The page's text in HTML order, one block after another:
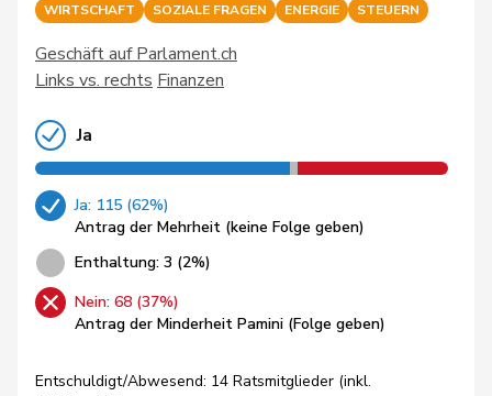
WIRTSCHAFT SOZIALE FRAGEN ENERGIE STEUERN
Geschäft auf Parlament.ch
Links vs. rechts Finanzen
Ja
Ja: 115 (62%)
Antrag der Mehrheit (keine Folge geben)
Enthaltung: 3 (2%)
Nein: 68 (37%)
Antrag der Minderheit Pamini (Folge geben)
Entschuldigt/Abwesend: 14 Ratsmitglieder (inkl.